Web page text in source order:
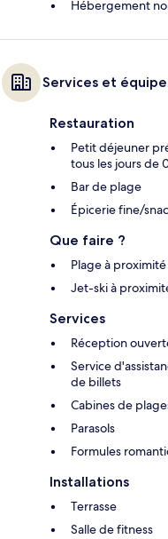
Hébergement
Services et
Restauration
Petit déjeuner
tous les jours de
Bar de plage
Épicerie fine/
Que faire ?
Plage à proximité
Jet-ski à
Services
Réception
Service
de billets
Cabines de
Parasols
Formules
Installations
Terrasse
Salle de fitness